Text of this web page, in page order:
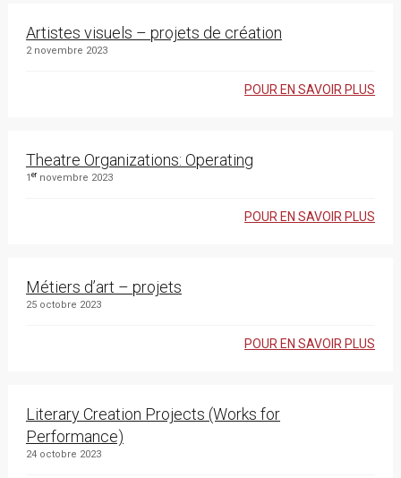
Artistes visuels – projets de création
2 novembre 2023
POUR EN SAVOIR PLUS
Theatre Organizations: Operating
1 ernovembre 2023
POUR EN SAVOIR PLUS
Métiers d’art – projets
25 octobre 2023
POUR EN SAVOIR PLUS
Literary Creation Projects (Works for
Performance)
24 octobre 2023